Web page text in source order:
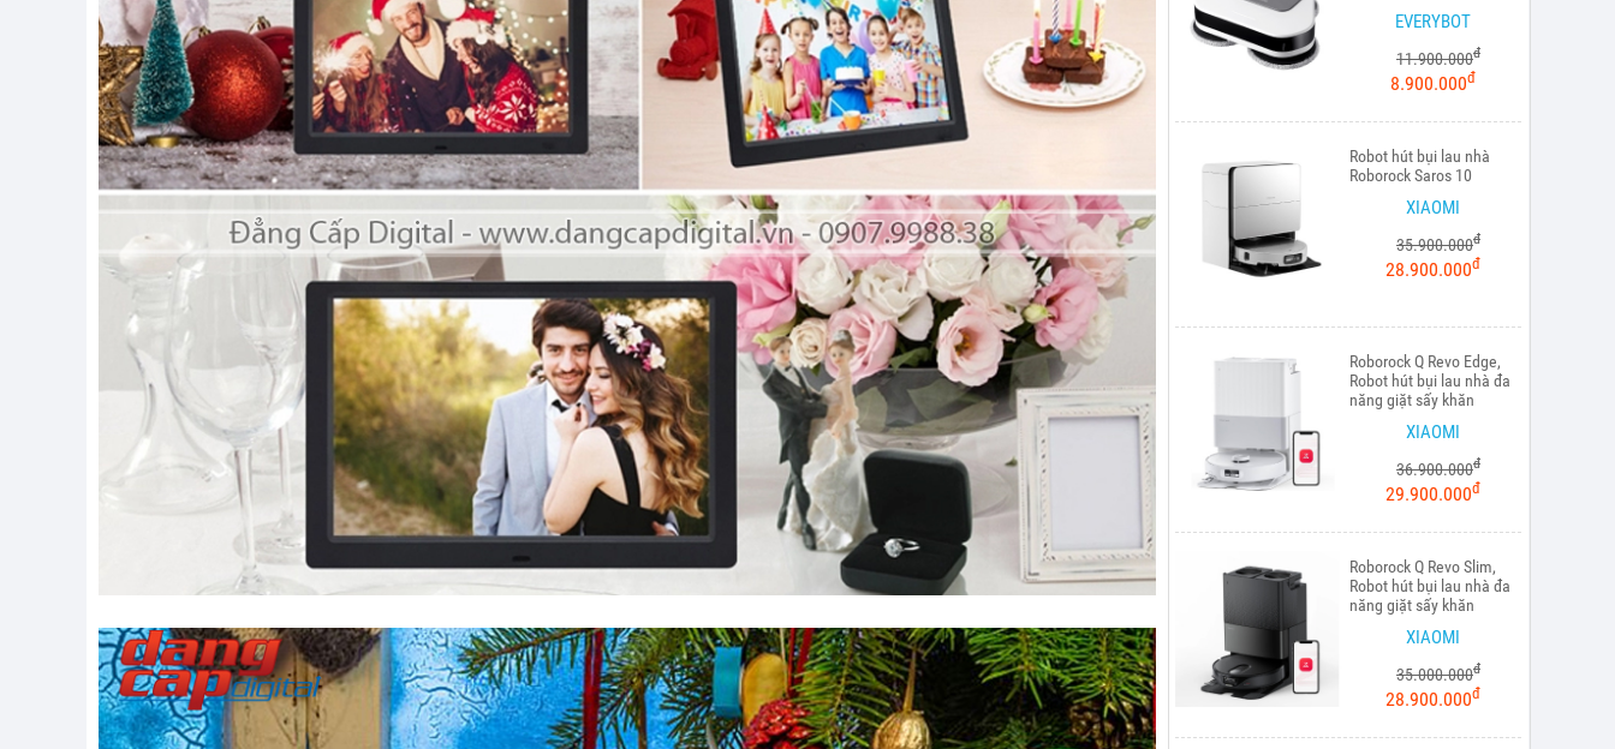
EVERYBOT
11.900.000đ
8.900.000đ
Robot hút bụi lau nhà
Roborock Saros 10
XIAOMI
35.900.000đ
28.900.000đ
Roborock Q Revo Edge,
Robot hút bụi lau nhà đa
năng giặt sấy khăn
XIAOMI
36.900.000đ
29.900.000đ
Roborock Q Revo Slim,
Robot hút bụi lau nhà đa
năng giặt sấy khăn
XIAOMI
35.000.000đ
28.900.000đ